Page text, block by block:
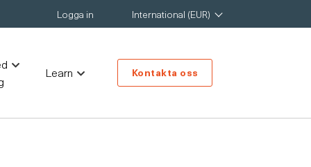
Logga in International (EUR)
Learn Kontakta oss